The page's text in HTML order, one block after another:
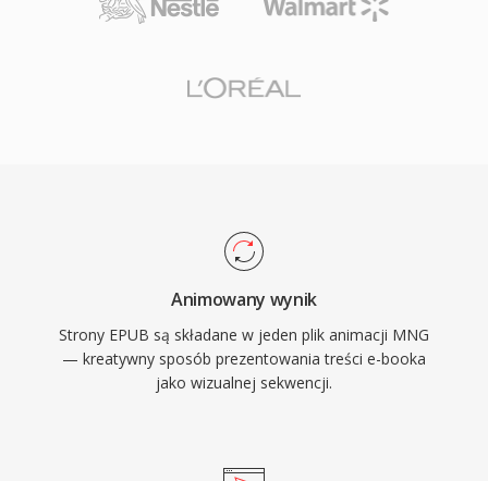
Animowany wynik
Strony EPUB są składane w jeden plik animacji MNG
— kreatywny sposób prezentowania treści e-booka
jako wizualnej sekwencji.